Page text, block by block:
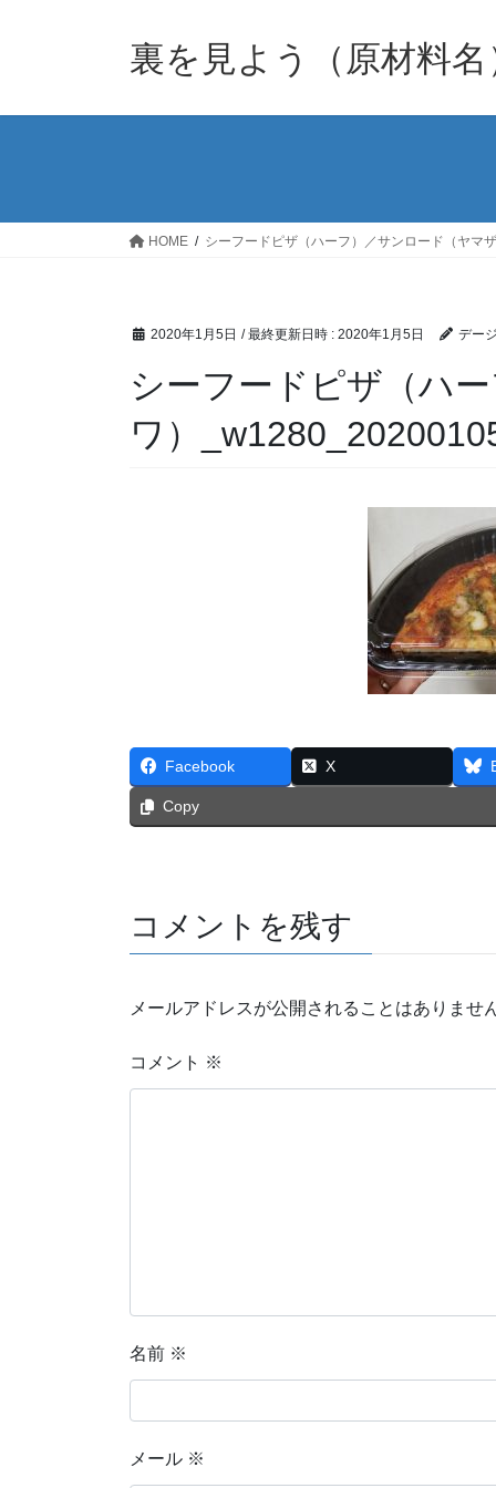
裏を見よう（原材料
HOME シーフードピザ（ハーフ）／サンロード（ヤマ
2020年1月5日 / 最終更新日時 : 2020年1月5日 デー
シーフードピザ（ハ
ワ）
Facebook X
Copy
コメントを残す
メールアドレスが公開されることはありませ
コメント ※
名前 ※
メール ※